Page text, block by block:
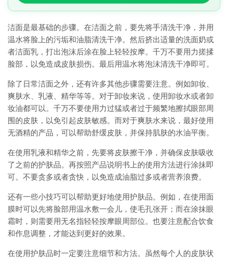
洁面是最基础的步骤。在洁面之前，要先将手清洗干净，并用
温水将脸上的污垢和油脂清洗干净。然后挤出适量的洗面奶或
者洁面乳，打出泡沫后涂在脸上轻轻按摩。千万不要用力搓揉
脸部，以免造成皮肤损伤。最后用温水将泡沫清洗干净即可。
除了日常洁面之外，还有许多其他步骤需要注意。例如卸妆、
爽肤水、乳液、精华等等。对于卸妆来说，使用卸妆水或者卸
妆油都可以。千万不要使用力过猛或者过于频繁地擦拭眼部周
围的皮肤，以免引起皮肤敏感。而对于爽肤水来说，最好使用
无酒精的产品，可以帮助舒缓皮肤，并保持肌肤的水油平衡。
在使用乳液和精华之前，先要将皮肤擦干净，并确保皮肤吸收
了之前的护肤品。再按照产品说明书上的使用方法进行涂抹即
可。不要贪多或者贪快，以免造成油脂过多或者营养浪费。
还有一些小技巧可以帮助更好地使用护肤品。例如，在使用面
膜时可以先将脸部用温水敷一会儿，使毛孔张开；而在涂抹眼
霜时，则需要用无名指轻轻按摩眼周部位。也要注意配合饮食
和作息调整，才能达到更好的效果。
在使用护肤品时一定要注意细节和方法。虽然每个人的皮肤状